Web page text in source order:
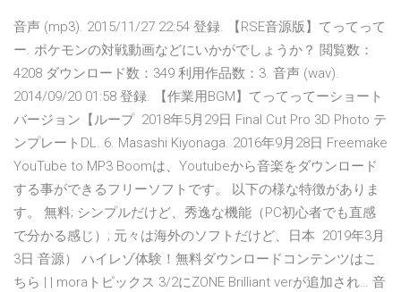
音声 (mp3). 2015/11/27 22:54 登録. 【RSE音源版】てってって
ー. ポケモンの対戦動画などにいかがでしょうか？ 閲覧数：
4208 ダウンロード数：349 利用作品数：3. 音声 (wav).
2014/09/20 01:58 登録. 【作業用BGM】てってってーショート
バージョン【ループ 2018年5月29日 Final Cut Pro 3D Photo テ
ンプレートDL. 6. Masashi Kiyonaga. 2016年9月28日 Freemake
YouTube to MP3 Boomは、Youtubeから音楽をダウンロード
する事ができるフリーソフトです。 以下の様な特徴がありま
す。 無料; シンプルだけど、秀逸な機能（PC初心者でも直感
で分かる感じ）; 元々は海外のソフトだけど、日本 2019年3月
3日 音源） ハイレゾ体験！無料ダウンロードコンテンツはこ
ちら | | moraトピックス 3/2にZONE Brilliant verが追加され… 音